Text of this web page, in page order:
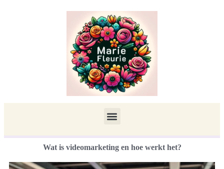
Wat is videomarketing en hoe werkt het?